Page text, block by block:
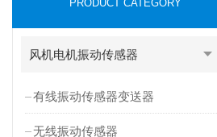
PRODUCT CATEGORY
风机电机振动传感器
有线振动传感器变送器
无线振动传感器